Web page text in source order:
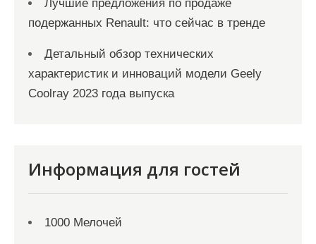
Лучшие предложения по продаже
подержанных Renault: что сейчас в тренде
Детальный обзор технических
характеристик и инноваций модели Geely
Coolray 2023 года выпуска
Информация для гостей
1000 Мелочей